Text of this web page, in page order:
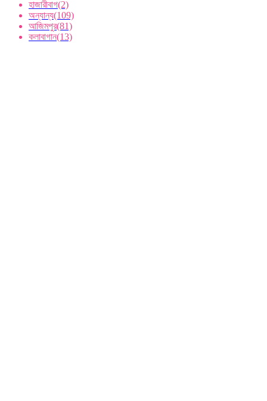
হাজারীবাগ(2)
অন্যান্য(109)
আজিমপুর(81)
কলাবাগান(13)